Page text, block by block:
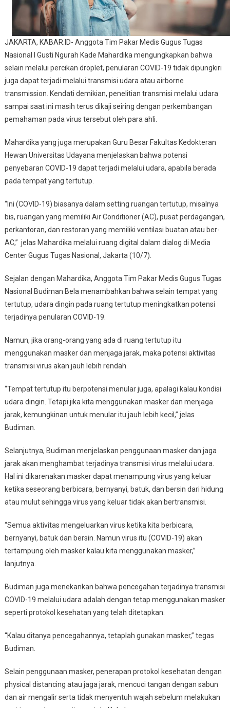
Udara
JAKARTA, KABAR.ID- Anggota Tim Pakar Medis Gugus Tugas
Nasional I Gusti Ngurah Kade Mahardika mengungkapkan bahwa
selain melalui percikan droplet, penularan COVID-19 tidak dipungkiri
juga dapat terjadi melalui transmisi udara atau airborne
transmission. Kendati demikian, penelitian transmisi melalui udara
sampai saat ini masih terus dikaji seiring dengan perkembangan
pemahaman pada virus tersebut oleh para ahli.
Mahardika yang juga merupakan Guru Besar Fakultas Kedokteran
Hewan Universitas Udayana menjelaskan bahwa potensi
penyebaran COVID-19 dapat terjadi melalui udara, apabila berada
pada tempat yang tertutup.
“Ini (COVID-19) biasanya dalam setting ruangan tertutup, misalnya
bis, ruangan yang memiliki Air Conditioner (AC), pusat perdagangan,
perkantoran, dan restoran yang memiliki ventilasi buatan atau ber-
AC,” jelas Mahardika melalui ruang digital dalam dialog di Media
Center Gugus Tugas Nasional, Jakarta (10/7).
Sejalan dengan Mahardika, Anggota Tim Pakar Medis Gugus Tugas
Nasional Budiman Bela menambahkan bahwa selain tempat yang
tertutup, udara dingin pada ruang tertutup meningkatkan potensi
terjadinya penularan COVID-19.
Namun, jika orang-orang yang ada di ruang tertutup itu
menggunakan masker dan menjaga jarak, maka potensi aktivitas
transmisi virus akan jauh lebih rendah.
“Tempat tertutup itu berpotensi menular juga, apalagi kalau kondisi
udara dingin. Tetapi jika kita menggunakan masker dan menjaga
jarak, kemungkinan untuk menular itu jauh lebih kecil,” jelas
Budiman.
Selanjutnya, Budiman menjelaskan penggunaan masker dan jaga
jarak akan menghambat terjadinya transmisi virus melalui udara.
Hal ini dikarenakan masker dapat menampung virus yang keluar
ketika seseorang berbicara, bernyanyi, batuk, dan bersin dari hidung
atau mulut sehingga virus yang keluar tidak akan bertransmisi.
“Semua aktivitas mengeluarkan virus ketika kita berbicara,
bernyanyi, batuk dan bersin. Namun virus itu (COVID-19) akan
tertampung oleh masker kalau kita menggunakan masker,”
lanjutnya.
Budiman juga menekankan bahwa pencegahan terjadinya transmisi
COVID-19 melalui udara adalah dengan tetap menggunakan masker
seperti protokol kesehatan yang telah ditetapkan.
“Kalau ditanya pencegahannya, tetaplah gunakan masker,” tegas
Budiman.
Selain penggunaan masker, penerapan protokol kesehatan dengan
physical distancing atau jaga jarak, mencuci tangan dengan sabun
dan air mengalir serta tidak menyentuh wajah sebelum melakukan